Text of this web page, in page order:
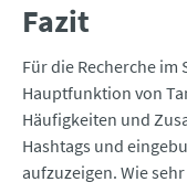
Fazit
Für die Recherche
Hauptfunktion von
Häufigkeiten und
Hashtags und
aufzuzeigen. Wie